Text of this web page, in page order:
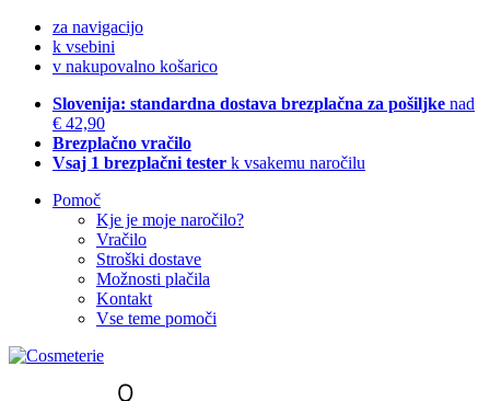
za navigacijo
k vsebini
v nakupovalno košarico
Slovenija: standardna dostava brezplačna za pošiljke nad
€ 42,90
Brezplačno vračilo
Vsaj 1 brezplačni tester k vsakemu naročilu
Pomoč
Kje je moje naročilo?
Vračilo
Stroški dostave
Možnosti plačila
Kontakt
Vse teme pomoči